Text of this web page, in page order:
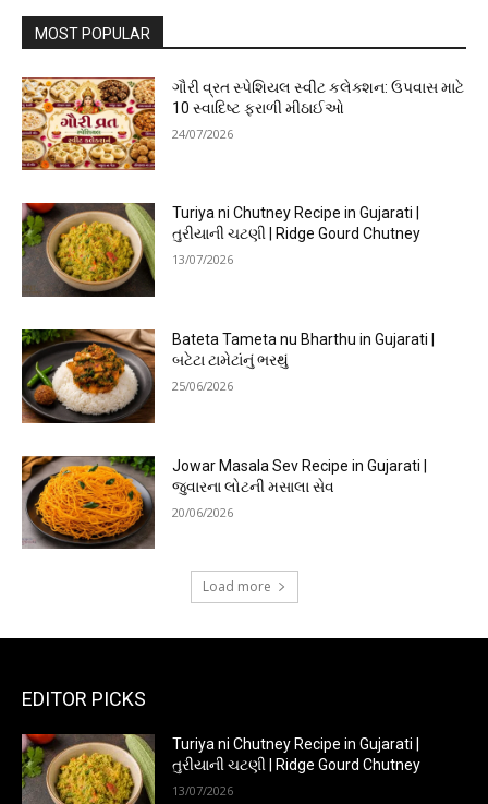
MOST POPULAR
ગૌરી વ્રત સ્પેશિયલ સ્વીટ કલેક્શન: ઉપવાસ માટે
10 સ્વાદિષ્ટ ફરાળી મીઠાઈઓ
24/07/2026
Turiya ni Chutney Recipe in Gujarati |
તુરીયાની ચટણી | Ridge Gourd Chutney
13/07/2026
Bateta Tameta nu Bharthu in Gujarati |
બટેટા ટામેટાંનું ભરથું
25/06/2026
Jowar Masala Sev Recipe in Gujarati |
જુવારના લોટની મસાલા સેવ
20/06/2026
Load more
EDITOR PICKS
Turiya ni Chutney Recipe in Gujarati |
તુરીયાની ચટણી | Ridge Gourd Chutney
13/07/2026